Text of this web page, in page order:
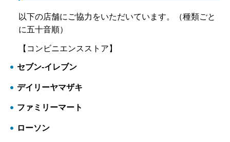
以下の店舗にご協力をいただいています。（種類ごと
に五十音順）
【コンビニエンスストア】
セブン-イレブン
デイリーヤマザキ
ファミリーマート
ローソン